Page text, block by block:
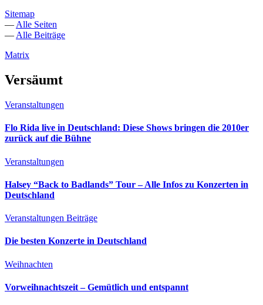
Sitemap
— Alle Seiten
— Alle Beiträge
Matrix
Versäumt
Veranstaltungen
Flo Rida live in Deutschland: Diese Shows bringen die 2010er
zurück auf die Bühne
Veranstaltungen
Halsey “Back to Badlands” Tour – Alle Infos zu Konzerten in
Deutschland
Veranstaltungen Beiträge
Die besten Konzerte in Deutschland
Weihnachten
Vorweihnachtszeit – Gemütlich und entspannt